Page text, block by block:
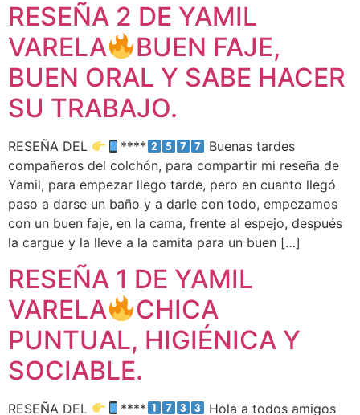
RESEÑA 2 DE YAMIL
VARELA
BUEN FAJE,
BUEN ORAL Y SABE HACER
SU TRABAJO.
RESEÑA DEL ****
Buenas tardes
compañeros del colchón, para compartir mi reseña de
Yamil, para empezar llego tarde, pero en cuanto llegó
paso a darse un baño y a darle con todo, empezamos
con un buen faje, en la cama, frente al espejo, después
la cargue y la lleve a la camita para un buen […]
RESEÑA 1 DE YAMIL
VARELA
CHICA
PUNTUAL, HIGIÉNICA Y
SOCIABLE.
RESEÑA DEL **** Hola a todos amigos